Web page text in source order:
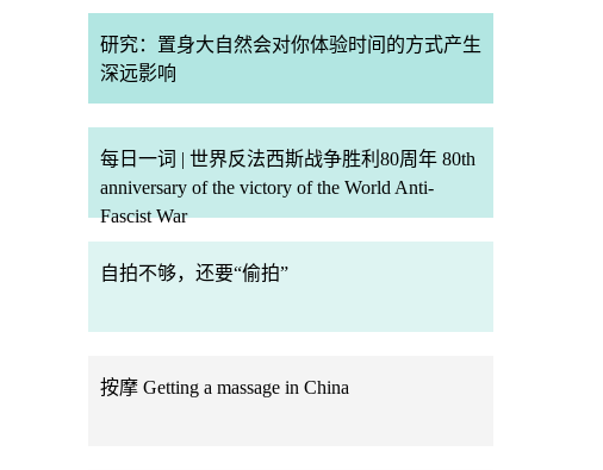
研究：置身大自然会对你体验时间的方式产生
深远影响
每日一词 | 世界反法西斯战争胜利80周年 80th
anniversary of the victory of the World Anti-
Fascist War
自拍不够，还要“偷拍”
按摩 Getting a massage in China